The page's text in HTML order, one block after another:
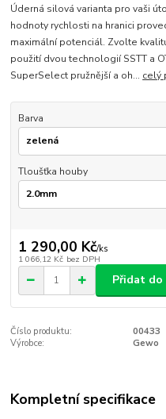
Úderná silová varianta pro vaši
hodnoty rychlosti na hranici
maximální potenciál. Zvolte
použití dvou technologií SSTT a
SuperSelect pružnější a oh... celý
Barva
Tloušťka houby
1 290,00 Kč/ks
1 066,12 Kč bez DPH
Přidat do
Číslo produktu:
00433
Výrobce:
Gewo
Kompletní specifikace